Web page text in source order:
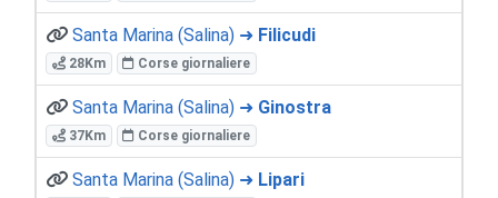
Santa Marina (Salina) ➜ Filicudi
28Km Corse giornaliere
Santa Marina (Salina) ➜ Ginostra
37Km Corse giornaliere
Santa Marina (Salina) ➜ Lipari